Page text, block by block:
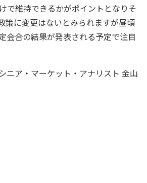
で維持できるかがポイントとなりそ
策に変更はないとみられますが昼頃
会合の結果が発表される予定で注目
ニア・マーケット・アナリスト 金山